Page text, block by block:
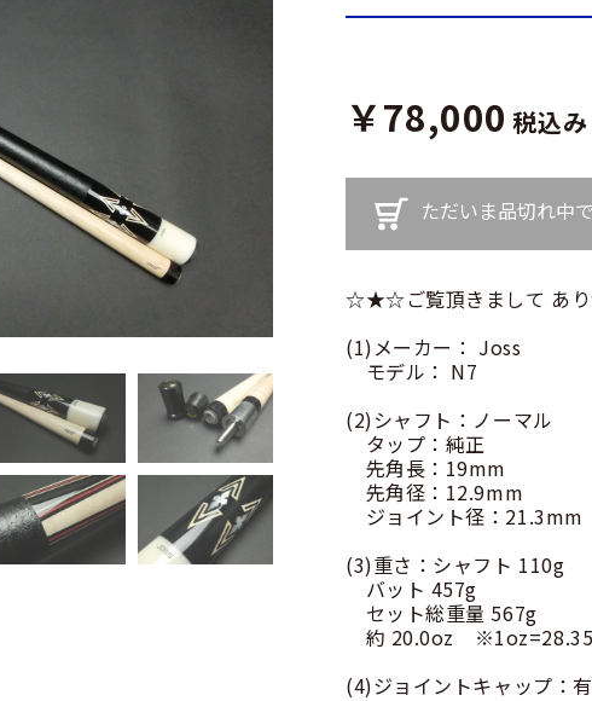
￥78,000 税込み
ただいま品切れ中で
☆★☆ご覧頂きまして あ
(1)メーカー： Joss
モデル： N7
(2)シャフト：ノーマル
タップ：純正
先角長：19mm
先角径：12.9mm
ジョイント径：21.3mm
(3)重さ：シャフト 110g
バット 457g
セット総重量 567g
約 20.0oz
(4)ジョイントキャップ：有